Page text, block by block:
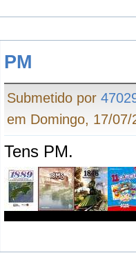
PM
Submetido por
em Domingo, 17/07/
Tens PM.